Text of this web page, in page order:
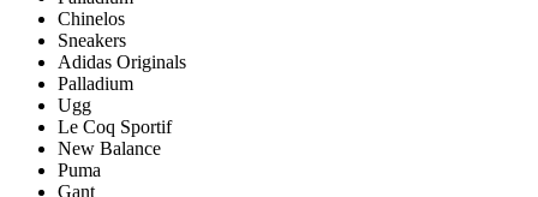
Chinelos
Sneakers
Adidas Originals
Palladium
Ugg
Le Coq Sportif
New Balance
Puma
Gant